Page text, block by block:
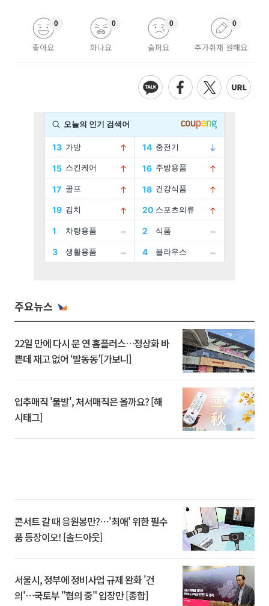
좋아요
0
화나요
0
슬퍼요
0
추가취재 원해요
0
주요뉴스
22일 만에 다시 문 연 홈플러스…정상화 바
쁜데 재고 없어 ‘발동동’[가보니]
입추매직 '불발', 처서매직은 올까요? [해
시태그]
콘서트 갈 때 응원봉만?⋯'최애' 위한 필수
품 등장이오! [솔드아웃]
서울시, 정부에 정비사업 규제 완화 '건
의'⋯국토부 "협의 중" 입장만 [종합]